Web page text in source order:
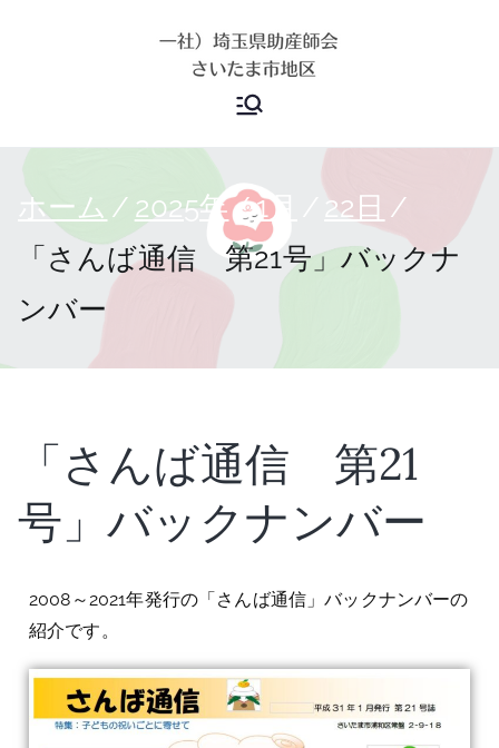
埼玉県助産
たま市地区
ホーム 2025年 1月
22日
「さんば通信 第21号」バックナ
ンバー
「さんば通信 第21
号」バックナンバー
2008～2021年発行の「さんば通信」バックナンバーの
紹介です。